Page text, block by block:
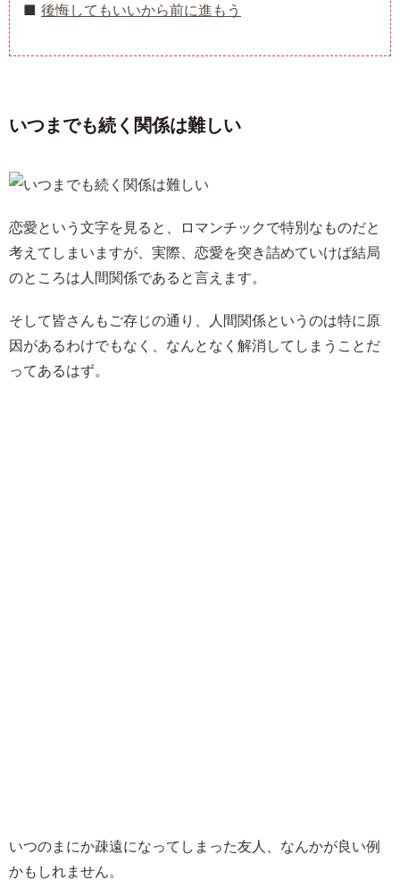
後悔してもいいから前に進もう
いつまでも続く関係は難しい
恋愛という文字を見ると、ロマンチックで特別なものだと
考えてしまいますが、実際、恋愛を突き詰めていけば結局
のところは人間関係であると言えます。
そして皆さんもご存じの通り、人間関係というのは特に原
因があるわけでもなく、なんとなく解消してしまうことだ
ってあるはず。
いつのまにか疎遠になってしまった友人、なんかが良い例
かもしれません。